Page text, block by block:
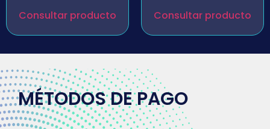
Consultar producto
Consultar producto
MÉTODOS DE PAGO